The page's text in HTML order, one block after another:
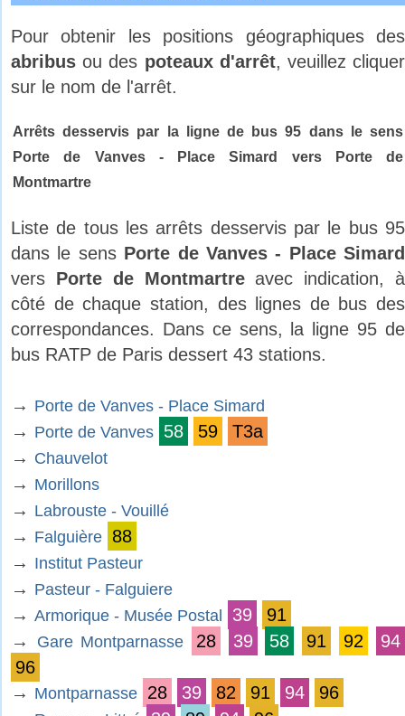
Pour obtenir les positions géographiques des
abribus ou des poteaux d'arrêt, veuillez cliquer
sur le nom de l'arrêt.
Arrêts desservis par la ligne de bus 95 dans le sens
Porte de Vanves - Place Simard vers Porte de
Montmartre
Liste de tous les arrêts desservis par le bus 95
dans le sens Porte de Vanves - Place Simard
vers Porte de Montmartreavec indication, à
côté de chaque station, des lignes de bus des
correspondances. Dans ce sens, la ligne 95 de
bus RATP de Paris dessert 43 stations.
→ Porte de Vanves - Place Simard
→ Porte de Vanves 58 59
T3a
→ Chauvelot
→ Morillons
→ Labrouste - Vouillé
→ Falguière 88
→ Institut Pasteur
→ Pasteur - Falguiere
→ Armorique - Musée Postal 39
91
→
Gare Montparnasse 28 39 58 91 92
94
96
→ Montparnasse 28 39 82 91 94
96